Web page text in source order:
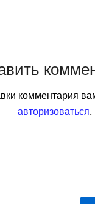
комментария
авторизоваться.